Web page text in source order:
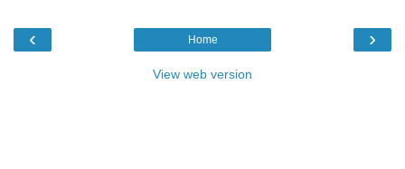
‹ ›
Home
View web version